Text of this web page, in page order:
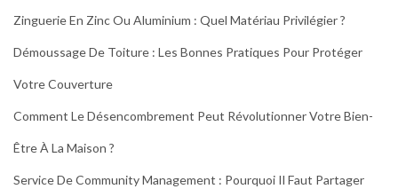
Zinguerie En Zinc Ou Aluminium : Quel Matériau Privilégier ?
Démoussage De Toiture : Les Bonnes Pratiques Pour Protéger
Votre Couverture
Comment Le Désencombrement Peut Révolutionner Votre Bien-
Être À La Maison ?
Service De Community Management : Pourquoi Il Faut Partager